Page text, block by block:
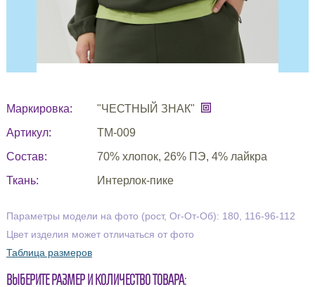
Маркировка:
"ЧЕСТНЫЙ ЗНАК"
Артикул:
ТМ-009
Состав:
70% хлопок, 26% ПЭ, 4% лайкра
Ткань:
Интерлок-пике
Параметры модели на фото (рост, Ог-От-Об): 180, 116-96-112
Цвет изделия может отличаться от фото
Таблица размеров
Выберите размер и количество товара: